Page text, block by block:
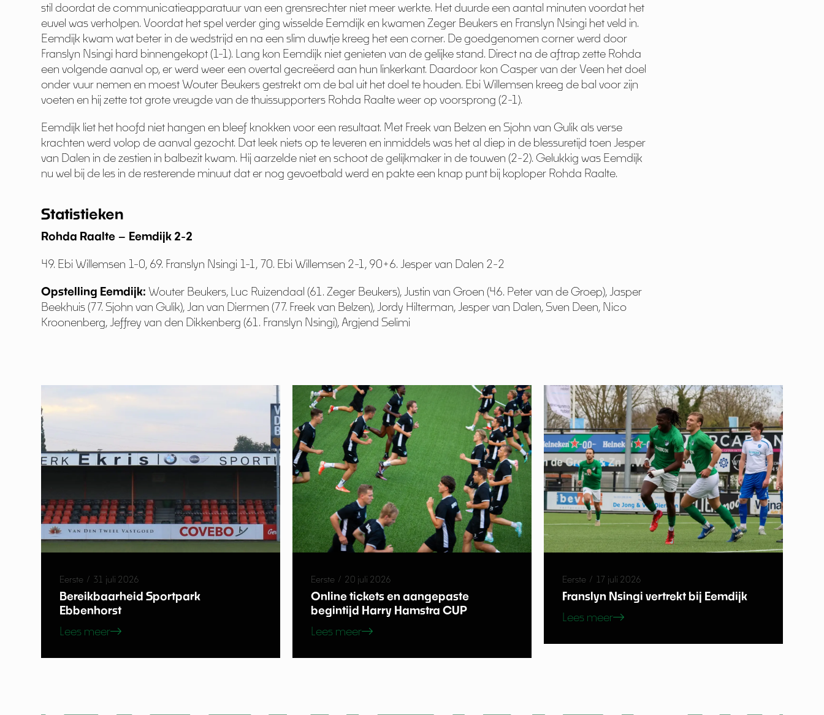
stil doordat de communicatieapparatuur van een grensrechter niet meer werkte. Het duurde een aantal minuten voordat het
euvel was verholpen. Voordat het spel verder ging wisselde Eemdijk en kwamen Zeger Beukers en Franslyn Nsingi het veld in.
Eemdijk kwam wat beter in de wedstrijd en na een slim duwtje kreeg het een corner. De goedgenomen corner werd door
Franslyn Nsingi hard binnengekopt (1-1). Lang kon Eemdijk niet genieten van de gelijke stand. Direct na de aftrap zette Rohda
een volgende aanval op, er werd weer een overtal gecreëerd aan hun linkerkant. Daardoor kon Casper van der Veen het doel
onder vuur nemen en moest Wouter Beukers gestrekt om de bal uit het doel te houden. Ebi Willemsen kreeg de bal voor zijn
voeten en hij zette tot grote vreugde van de thuissupporters Rohda Raalte weer op voorsprong (2-1).
Eemdijk liet het hoofd niet hangen en bleef knokken voor een resultaat. Met Freek van Belzen en Sjohn van Gulik als verse
krachten werd volop de aanval gezocht. Dat leek niets op te leveren en inmiddels was het al diep in de blessuretijd toen Jesper
van Dalen in de zestien in balbezit kwam. Hij aarzelde niet en schoot de gelijkmaker in de touwen (2-2). Gelukkig was Eemdijk
nu wel bij de les in de resterende minuut dat er nog gevoetbald werd en pakte een knap punt bij koploper Rohda Raalte.
Statistieken
Rohda Raalte – Eemdijk 2-2
49. Ebi Willemsen 1-0, 69. Franslyn Nsingi 1-1, 70. Ebi Willemsen 2-1, 90+6. Jesper van Dalen 2-2
Opstelling Eemdijk:Wouter Beukers, Luc Ruizendaal (61. Zeger Beukers), Justin van Groen (46. Peter van de Groep), Jasper
Beekhuis (77. Sjohn van Gulik), Jan van Diermen (77. Freek van Belzen), Jordy Hilterman, Jesper van Dalen, Sven Deen, Nico
Kroonenberg, Jeffrey van den Dikkenberg (61. Franslyn Nsingi), Argjend Selimi
Eerste / 31 juli 2026
Bereikbaarheid Sportpark
Ebbenhorst
Lees meer
Eerste / 20 juli 2026
Online tickets en aangepaste
begintijd Harry Hamstra CUP
Lees meer
Eerste / 17 juli 2026
Franslyn Nsingi vertrekt bij Eemdijk
Lees meer